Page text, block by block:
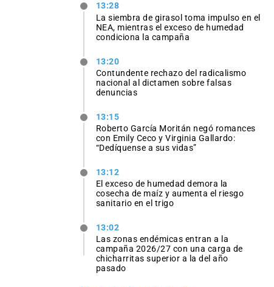
13:28
La siembra de girasol toma impulso en el
NEA, mientras el exceso de humedad
condiciona la campaña
13:20
Contundente rechazo del radicalismo
nacional al dictamen sobre falsas
denuncias
13:15
Roberto García Moritán negó romances
con Emily Ceco y Virginia Gallardo:
“Dedíquense a sus vidas”
13:12
El exceso de humedad demora la
cosecha de maíz y aumenta el riesgo
sanitario en el trigo
13:02
Las zonas endémicas entran a la
campaña 2026/27 con una carga de
chicharritas superior a la del año
pasado